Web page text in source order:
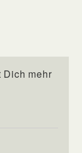
Dich mehr